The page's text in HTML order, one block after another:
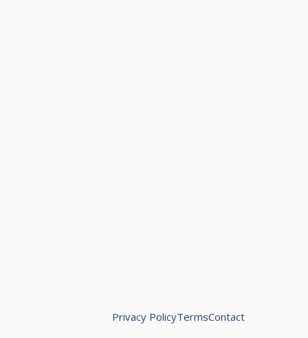
Privacy PolicyTermsContact